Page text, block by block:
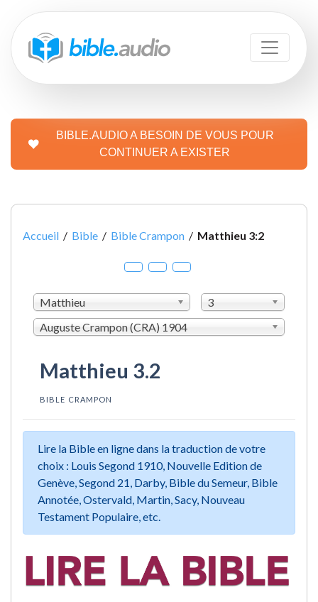
BIBLE.AUDIO A BESOIN DE VOUS POUR
CONTINUER A EXISTER
Accueil / Bible / Bible Crampon / Matthieu 3:2
Matthieu
3
Auguste Crampon (CRA) 1904
Matthieu 3.2
BIBLE CRAMPON
Lire la Bible en ligne dans la traduction de votre
choix : Louis Segond 1910, Nouvelle Edition de
Genève, Segond 21, Darby, Bible du Semeur, Bible
Annotée, Ostervald, Martin, Sacy, Nouveau
Testament Populaire, etc.